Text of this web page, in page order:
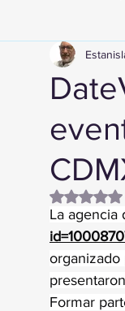
Obtuvo
La agencia
organizado
Formar